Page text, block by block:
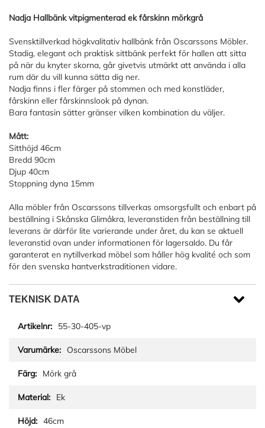
Nadja Hallbänk vitpigmenterad ek fårskinn mörkgrå
Svensktillverkad högkvalitativ hallbänk från Oscarssons Möbler.
Stadig, elegant och praktisk sittbänk perfekt för hallen att sitta
på när du knyter skorna, går givetvis utmärkt att använda i alla
rum där du vill kunna sätta dig ner.
Nadja finns i fler färger på stommen och med konstläder,
fårskinn eller fårskinnslook på dynan.
Bara fantasin sätter gränser vilken kombination du väljer.
Mått:
Sitthöjd 46cm
Bredd 90cm
Djup 40cm
Stoppning dyna 15mm
Alla möbler från Oscarssons tillverkas omsorgsfullt och enbart på
beställning i Skånska Glimåkra, leveranstiden från beställning till
leverans är därför lite varierande under året, du kan se aktuell
leveranstid ovan under informationen för lagersaldo. Du får
garanterat en nytillverkad möbel som håller hög kvalité och som
för den svenska hantverkstraditionen vidare.
TEKNISK DATA
55-30-405-vp
Oscarssons Möbel
Mörk grå
Ek
46cm